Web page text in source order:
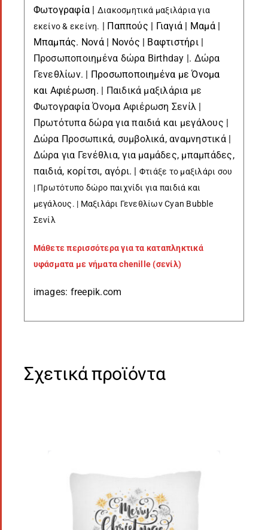
Φωτογραφία | Διακοσμητικά μαξιλάρια για
εκείνο & εκείνη. | Παππούς | Γιαγιά | Μαμά |
Μπαμπάς. Νονά | Νονός | Βαφτιστήρι|
Προσωποποιημένα δώρα Birthday |. Δώρα
Γενεθλίων. | Προσωποποιημένα με Όνομα
και Αφιέρωση. | Παιδικά μαξιλάρια με
Φωτογραφία Όνομα Αφιέρωση Σενίλ |
Πρωτότυπα δώρα για παιδιά και μεγάλους |
Δώρα Προσωπικά, συμβολικά, αναμνηστικά |
Δώρα για Γενέθλια, για μαμάδες, μπαμπάδες,
παιδιά, κορίτσι, αγόρι. | Φτιάξε το μαξιλάρι σου
|Πρωτότυπο δώρο παιχνίδι για παιδιά και
μεγάλους. | Μαξιλάρι Γενεθλίων Cyan Bubble
Σενίλ
Μάθετε περισσότερα για τα καταπληκτικά
υφάσματα με νήματα chenille (σενίλ)
images: freepik.com
Σχετικά προϊόντα